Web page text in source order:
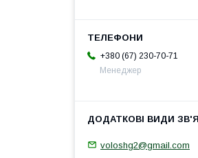
+380 (67) 230-70-71
Менеджер
voloshg2@gmail.com